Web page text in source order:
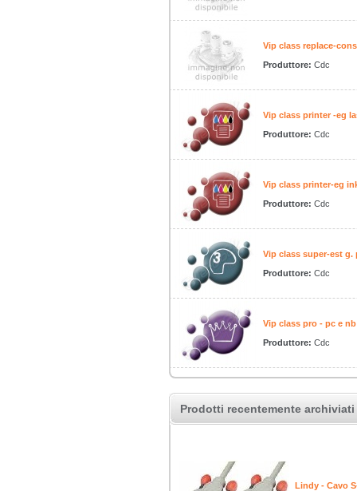
Vip class replace-
Produttore: Cdc
Vip class printer -eg
Produttore: Cdc
Vip class printer-eg
Produttore: Cdc
Vip class super-est g.
Produttore: Cdc
Vip class pro - pc e
Produttore: Cdc
Prodotti recentemente archiviati
Lindy - Cavo